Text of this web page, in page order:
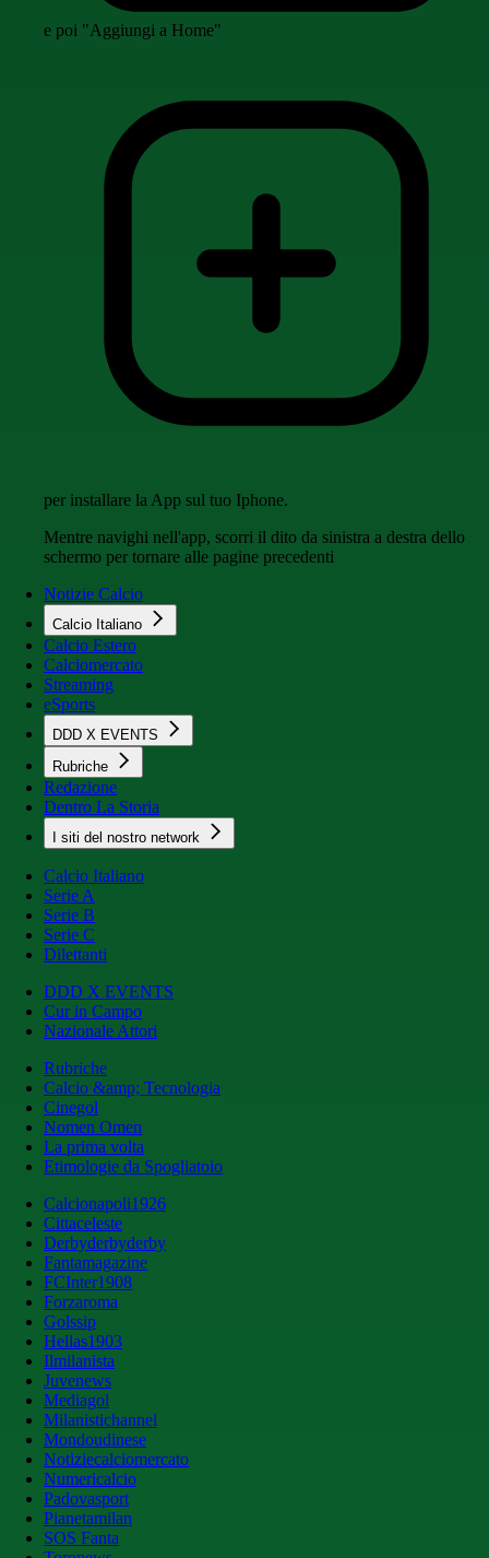
e poi "Aggiungi a Home"
per installare la App sul tuo Iphone.
Mentre navighi nell'app, scorri il dito da sinistra a destra dello
schermo per tornare alle pagine precedenti
Notizie Calcio
Calcio Italiano
Calcio Estero
Calciomercato
Streaming
eSports
DDD X EVENTS
Rubriche
Redazione
Dentro La Storia
I siti del nostro network
Calcio Italiano
Serie A
Serie B
Serie C
Dilettanti
DDD X EVENTS
Cur in Campo
Nazionale Attori
Rubriche
Calcio &amp; Tecnologia
Cinegol
Nomen Omen
La prima volta
Etimologie da Spogliatoio
Calcionapoli1926
Cittaceleste
Derbyderbyderby
Fantamagazine
FCInter1908
Forzaroma
Golssip
Hellas1903
Ilmilanista
Juvenews
Mediagol
Milanistichannel
Mondoudinese
Notiziecalciomercato
Numericalcio
Padovasport
Pianetamilan
SOS Fanta